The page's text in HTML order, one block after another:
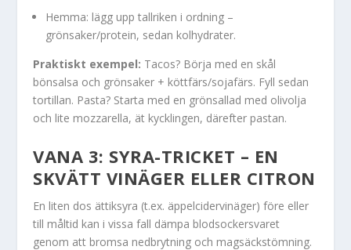
Hemma: lägg upp tallriken i ordning –
grönsaker/protein, sedan kolhydrater.
Praktiskt exempel: Tacos? Börja med en skål
bönsalsa och grönsaker + köttfärs/sojafärs. Fyll sedan
tortillan. Pasta? Starta med en grönsallad med olivolja
och lite mozzarella, ät kycklingen, därefter pastan.
VANA 3: SYRA-TRICKET – EN
SKVÄTT VINÄGER ELLER CITRON
En liten dos ättiksyra (t.ex. äppelcidervinäger) före eller
till måltid kan i vissa fall dämpa blodsockersvaret
genom att bromsa nedbrytning och magsäckstömning.